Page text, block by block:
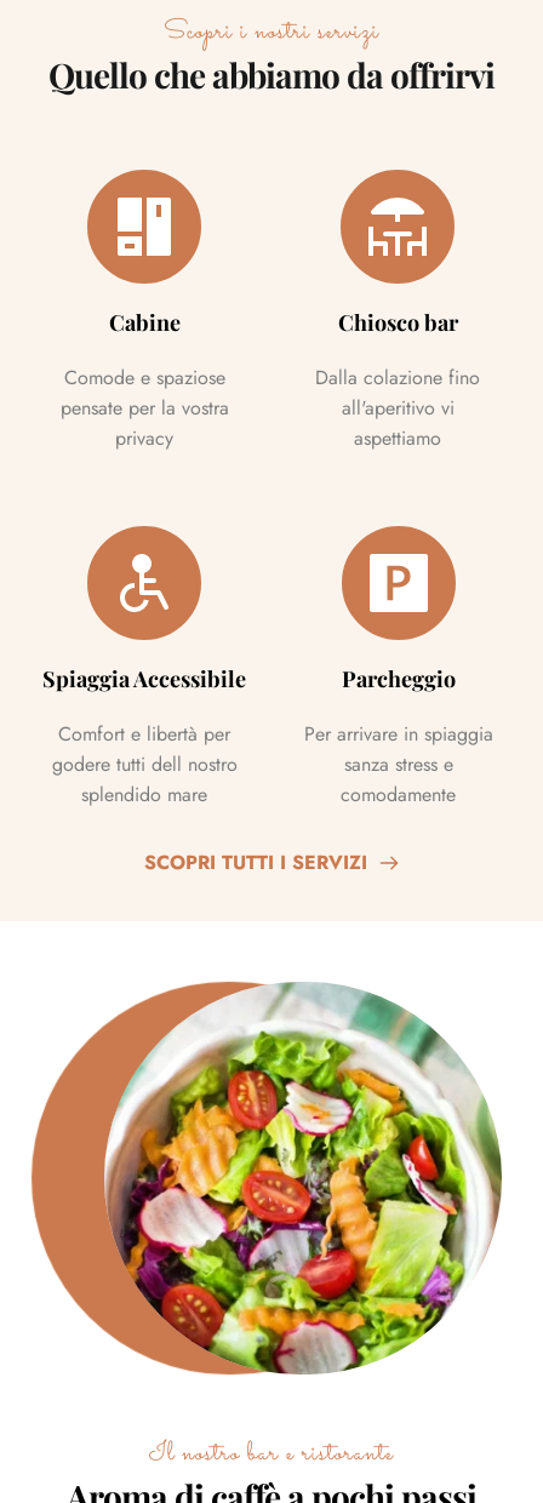
Scopri i nostri servizi
Quello che abbiamo da offrirvi
Cabine
Comode e spaziose
pensate per la vostra
privacy
Chiosco bar
Dalla colazione fino
all'aperitivo vi
aspettiamo
Spiaggia Accessibile
Comfort e libertà per
godere tutti dell nostro
splendido mare
Parcheggio
Per arrivare in spiaggia
sanza stress e
comodamente
SCOPRI TUTTI I SERVIZI
Il nostro bar e ristorante